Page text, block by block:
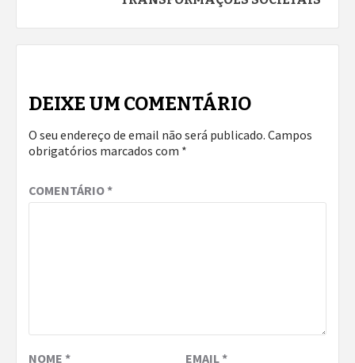
DEIXE UM COMENTÁRIO
O seu endereço de email não será publicado. Campos
obrigatórios marcados com *
COMENTÁRIO*
NOME * EMAIL*